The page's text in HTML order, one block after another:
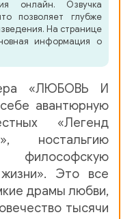
онлайн. Озвучка
позволяет глубже
На странице
информация о
«ЛЮБОВЬ И
авантюрную
«Легенд
ностальгию
философскую
Это все
драмы любви,
тысячи